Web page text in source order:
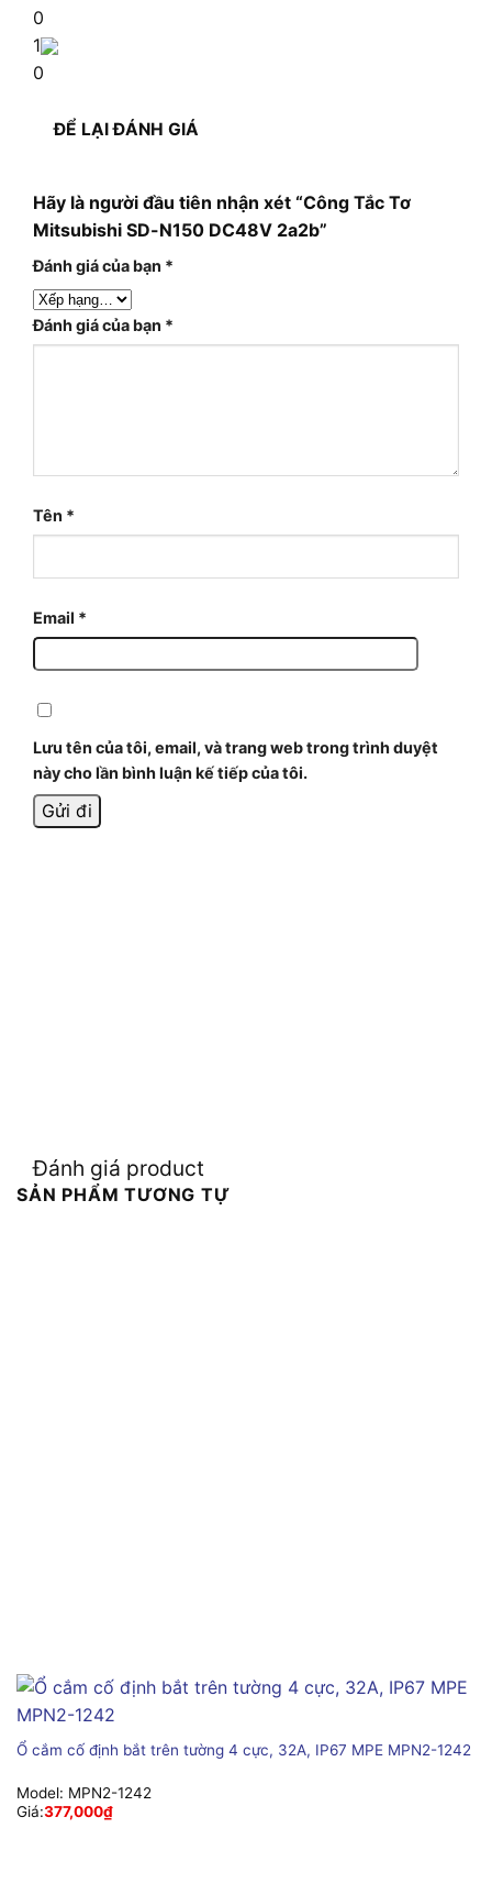
0
1
0
ĐỂ LẠI ĐÁNH GIÁ
Hãy là người đầu tiên nhận xét “Công Tắc Tơ
Mitsubishi SD-N150 DC48V 2a2b”
Đánh giá của bạn *
Đánh giá của bạn *
Tên *
Email *
Lưu tên của tôi, email, và trang web trong trình duyệt
này cho lần bình luận kế tiếp của tôi.
Đánh giá product
SẢN PHẨM TƯƠNG TỰ
Ổ cắm cố định bắt trên tường 4 cực, 32A, IP67 MPE MPN2-1242
Model: MPN2-1242
Giá:377,000₫